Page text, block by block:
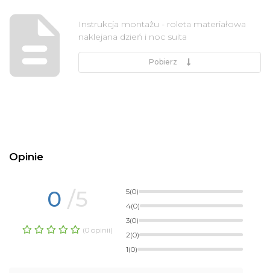
Instrukcja montażu - roleta materiałowa
naklejana dzień i noc suita
Pobierz
Opinie
0 /5
(0 opinii)
5(0)
4(0)
3(0)
2(0)
1(0)